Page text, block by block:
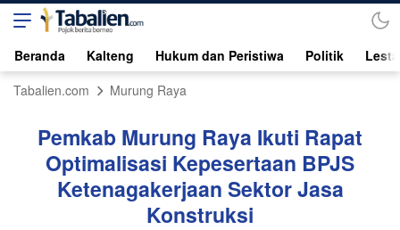
Beranda Kalteng Hukum dan Peristiwa Politik
Tabalien.com
Murung Raya
Pemkab Murung Raya Ikuti Rapat
Optimalisasi Kepesertaan BPJS
Ketenagakerjaan Sektor Jasa
Konstruksi